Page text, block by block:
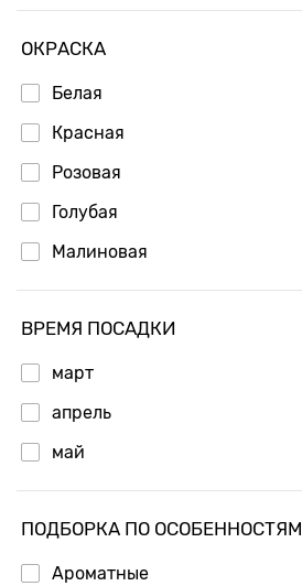
ОКРАСКА
Белая
Красная
Розовая
Голубая
Малиновая
ВРЕМЯ ПОСАДКИ
март
апрель
май
ПОДБОРКА ПО ОСОБЕННОСТЯМ
Ароматные